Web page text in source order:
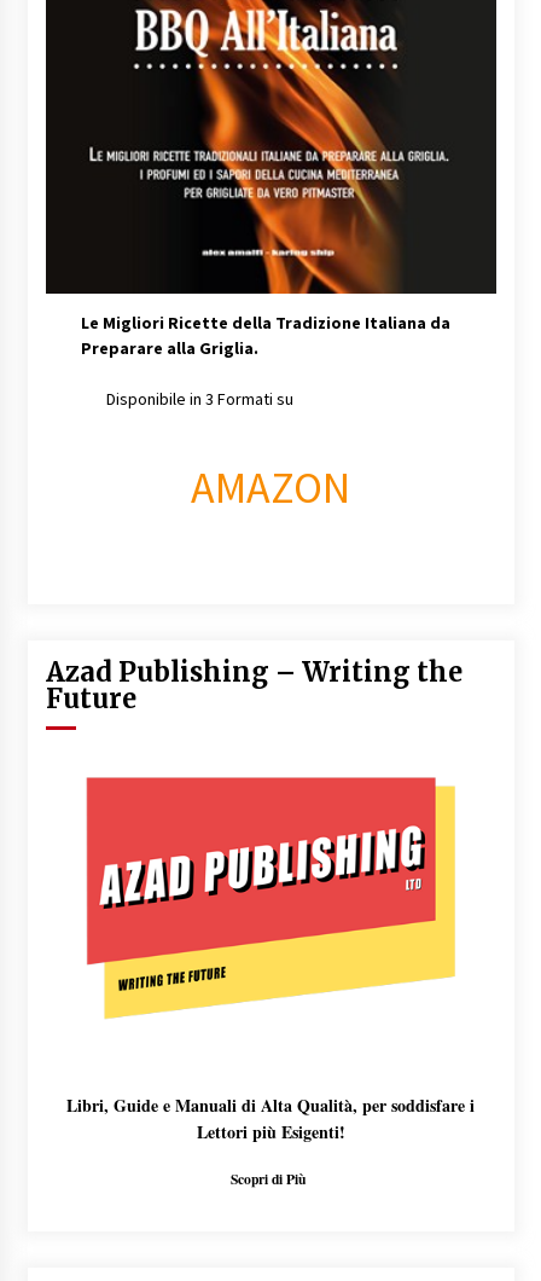
Le Migliori Ricette della Tradizione Italiana da
Preparare alla Griglia.
Disponibile in 3 Formati su
AMAZON
Azad Publishing – Writing the
Future
Libri, Guide e Manuali di Alta Qualità, per soddisfare i
Lettori più Esigenti!
Scopri di Più